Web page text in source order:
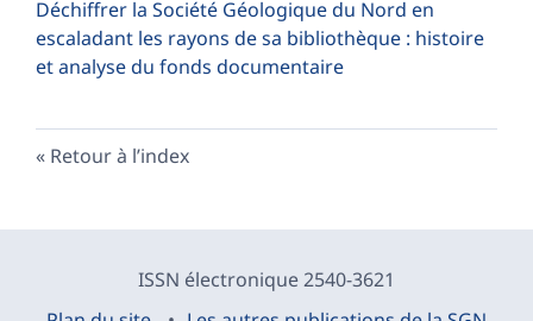
Déchiffrer la Société Géologique du Nord en
escaladant les rayons de sa bibliothèque : histoire
et analyse du fonds documentaire
Retour à l’index
ISSN électronique 2540-3621